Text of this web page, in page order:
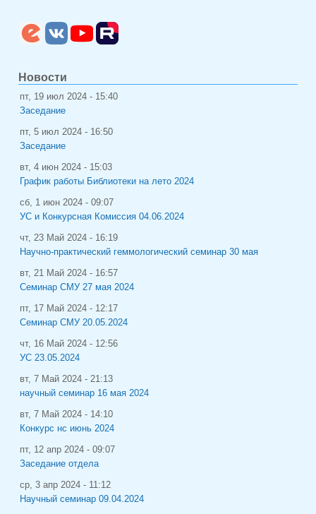
Новости
пт, 19 июл 2024 - 15:40
Заседание
пт, 5 июл 2024 - 16:50
Заседание
вт, 4 июн 2024 - 15:03
График работы Библиотеки на лето 2024
сб, 1 июн 2024 - 09:07
УС и Конкурсная Комиссия 04.06.2024
чт, 23 Май 2024 - 16:19
Научно-практический геммологический семинар 30 мая
вт, 21 Май 2024 - 16:57
Семинар СМУ 27 мая 2024
пт, 17 Май 2024 - 12:17
Семинар СМУ 20.05.2024
чт, 16 Май 2024 - 12:56
УС 23.05.2024
вт, 7 Май 2024 - 21:13
научный семинар 16 мая 2024
вт, 7 Май 2024 - 14:10
Конкурс нс июнь 2024
пт, 12 апр 2024 - 09:07
Заседание отдела
ср, 3 апр 2024 - 11:12
Научный семинар 09.04.2024